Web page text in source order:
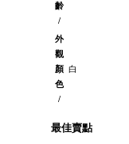
齡
/
外
觀
顏
色
/
白
最佳賣點